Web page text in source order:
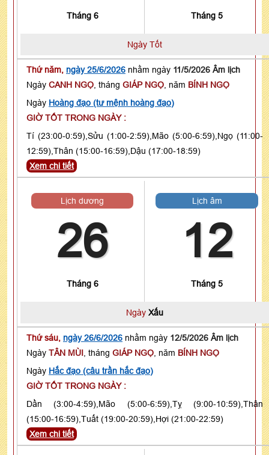
Tháng 6 Tháng 5
Ngày Tốt
Thứ năm, ngày 25/6/2026 nhằm ngày 11/5/2026 Âm lịch
Ngày CANH NGỌ , tháng GIÁP NGỌ , năm BÍNH NGỌ
Ngày Hoàng đạo (tư mệnh hoàng đạo)
GIỜ TỐT TRONG NGÀY :
Tí (23:00-0:59),Sửu (1:00-2:59),Mão (5:00-6:59),Ngọ (11:00-
12:59),Thân (15:00-16:59),Dậu (17:00-18:59)
Xem chi tiết
Lịch dương
26
Tháng 6
Lịch âm
12
Tháng 5
Ngày Xấu
Thứ sáu, ngày 26/6/2026 nhằm ngày 12/5/2026 Âm lịch
Ngày TÂN MÙI , tháng GIÁP NGỌ , năm BÍNH NGỌ
Ngày Hắc đạo (câu trần hắc đạo)
GIỜ TỐT TRONG NGÀY :
Dần (3:00-4:59),Mão (5:00-6:59),Tỵ (9:00-10:59),Thân
(15:00-16:59),Tuất (19:00-20:59),Hợi (21:00-22:59)
Xem chi tiết